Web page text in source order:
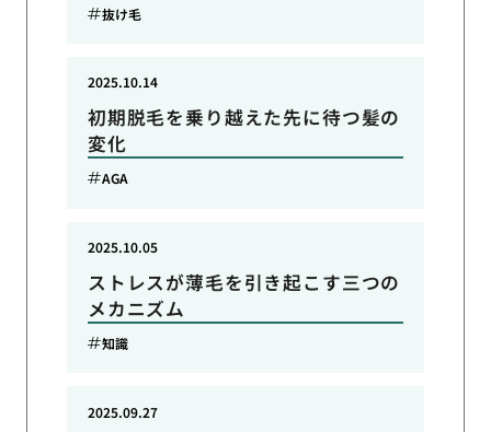
抜け毛
初期脱毛を乗り越えた先に待つ髪の
変化
2025.10.14
AGA
ストレスが薄毛を引き起こす三つの
メカニズム
2025.10.05
知識
2025.09.27